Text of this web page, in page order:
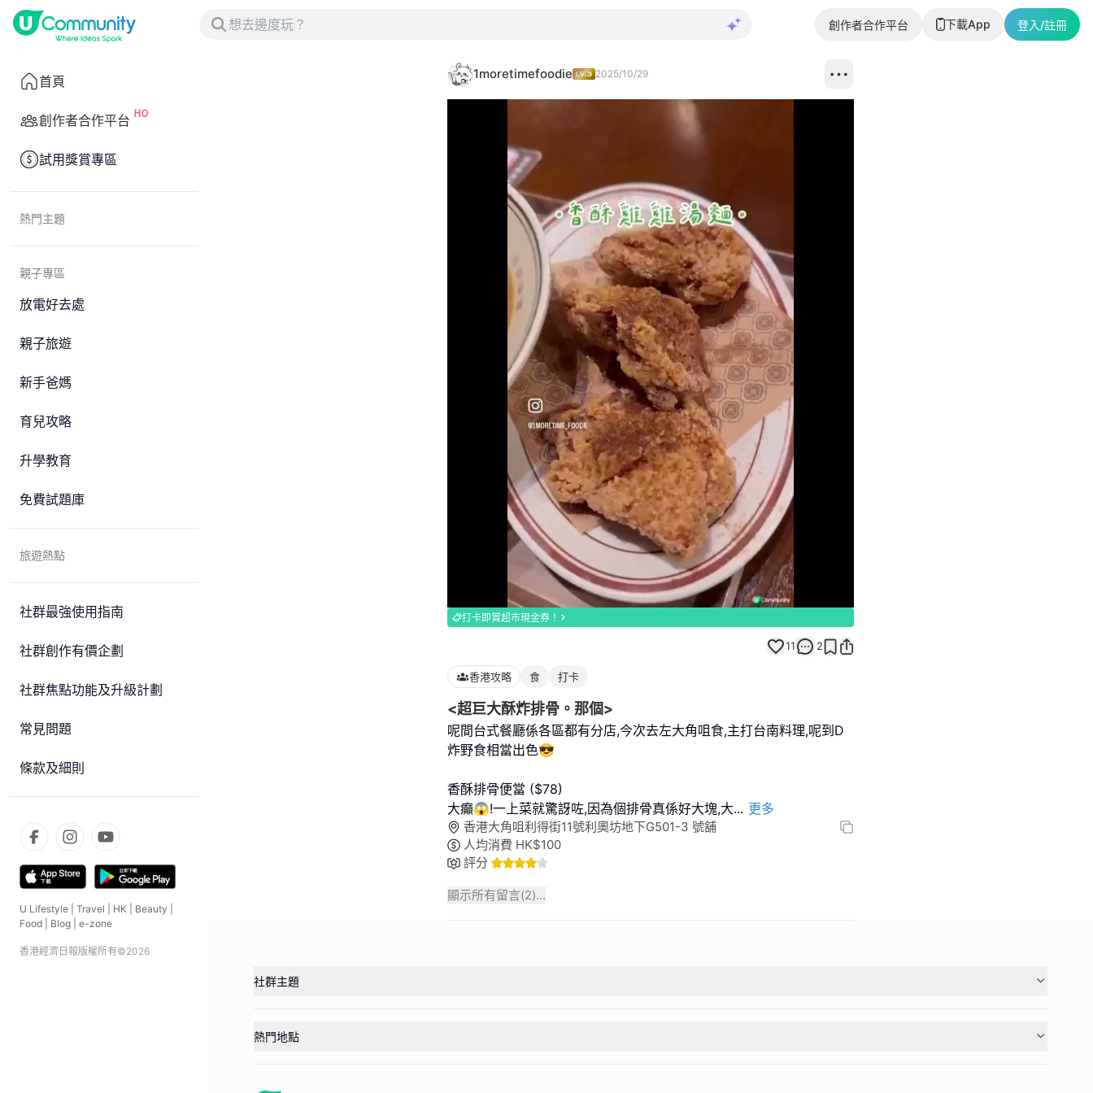
創作者合作平台 下載App 登入/註冊
首頁
創作者合作平台
試用獎賞專區
熱門主題
親子專區
放電好去處
親子旅遊
新手爸媽
育兒攻略
升學教育
免費試題庫
旅遊熱點
社群最強使用指南
社群創作有價企劃
社群焦點功能及升級計劃
常見問題
條款及細則
U Lifestyle Travel HK Beauty
Food
Blog e-zone
香港經濟日報版權所有©2026
1moretimefoodie 2025/10/29
Loaded:
100.00%
打卡即賞超市現金券！
11 2
香港攻略 食 打卡
<超巨大酥炸排骨。那個>
呢間台式餐廳係各區都有分店,今次去左大角咀食,主打台南料理,呢到D
炸野食相當出色😎
香酥排骨便當 ($78)
大癲😱!一上菜就驚訝咗,因為個排骨真係好大塊,大... 更多
香港大角咀利得街11號利奧坊地下G501-3 號舖
人均消費 HK$100
評分
顯示所有留言(2)...
社群主題
熱門地點